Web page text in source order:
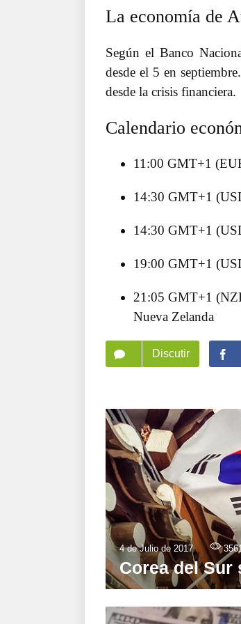
La economía de
Según el Banco
desde el 5 en
desde la crisis financiera.
Calendario
11:00 GMT+1
14:30 GMT+1
14:30 GMT+1
19:00 GMT+1
21:05 GMT+1
Nueva Zelanda
Discutir
4 de Julio de 2017
Corea del Sur